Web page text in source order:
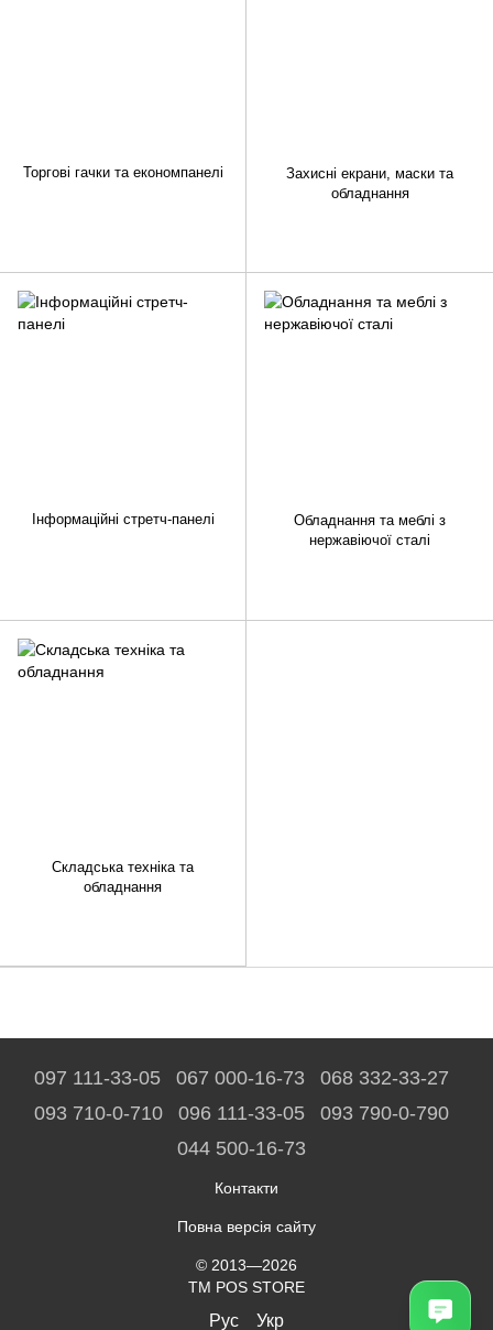
Торгові гачки та економпанелі
Захисні екрани, маски та
обладнання
Інформаційні стретч-панелі
Обладнання та меблі з
нержавіючої сталі
Складська техніка та
обладнання
097 111-33-05 067 000-16-73
068 332-33-27
093 710-0-710
096 111-33-05
093 790-0-790
044 500-16-73
Контакти
Повна версія сайту
© 2013—2026
TM POS STORE
Рус Укр